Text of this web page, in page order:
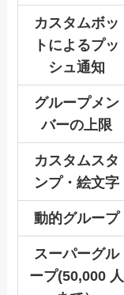
カスタムボッ
トによるプッ
シュ通知
グループメン
バーの上限
カスタムスタ
ンプ・絵文字
動的グループ
スーパーグル
ープ(50,000 人